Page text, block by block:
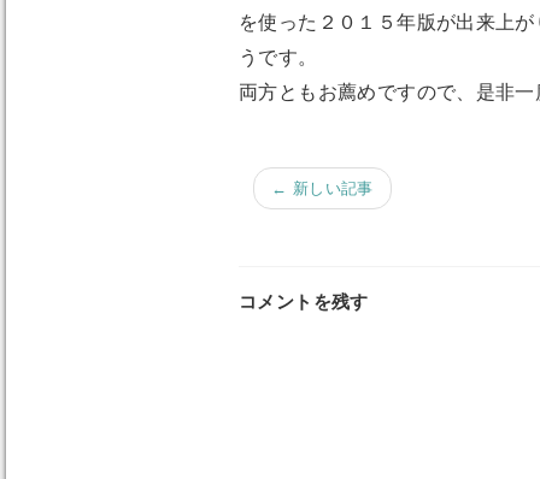
を使った２０１５年版が出来上
うです。
両方ともお薦めですので、是非
← 新しい記事
コメントを残す